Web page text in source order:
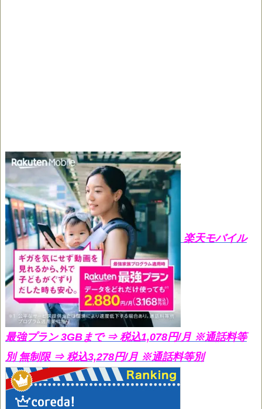
楽天モバイル
最強プラン 3GBまで ⇒ 税込1,078円/月 ※通話料等
別 無制限 ⇒ 税込3,278円/月 ※通話料等別